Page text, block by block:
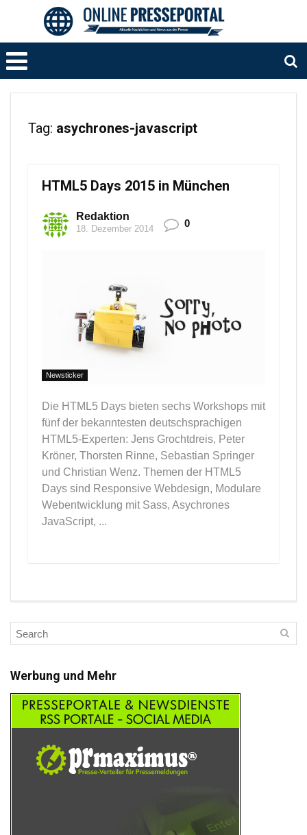
Tag: asychrones-javascript
HTML5 Days 2015 in München
Redaktion
18. Dezember 2014 0
Newsticker
Die HTML5 Days bieten sechs Workshops mit
fünf der bekanntesten deutschsprachigen
HTML5-Experten: Jens Grochtdreis, Peter
Kröner, Thorsten Rinne, Sebastian Springer
und Christian Wenz. Themen der HTML5
Days sind Responsive Webdesign, Modulare
Webentwicklung mit Sass, Asychrones
JavaScript, ...
Werbung und Mehr